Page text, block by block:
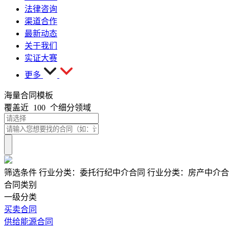
法律咨询
渠道合作
最新动态
关于我们
实证大赛
更多
海量合同模板
覆盖近 100 个细分领域
筛选条件 行业分类： 委托行纪中介合同 行业分类： 房产中介
合同类别
一级分类
买卖合同
供给能源合同